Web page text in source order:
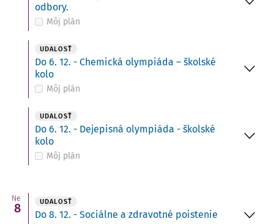
odbory.
Môj plán
UDALOSŤ
Do 6. 12. - Chemická olympiáda – školské
kolo
Môj plán
UDALOSŤ
Do 6. 12. - Dejepisná olympiáda - školské
kolo
Môj plán
Ne
8 UDALOSŤ
Do 8. 12. - Sociálne a zdravotné poistenie